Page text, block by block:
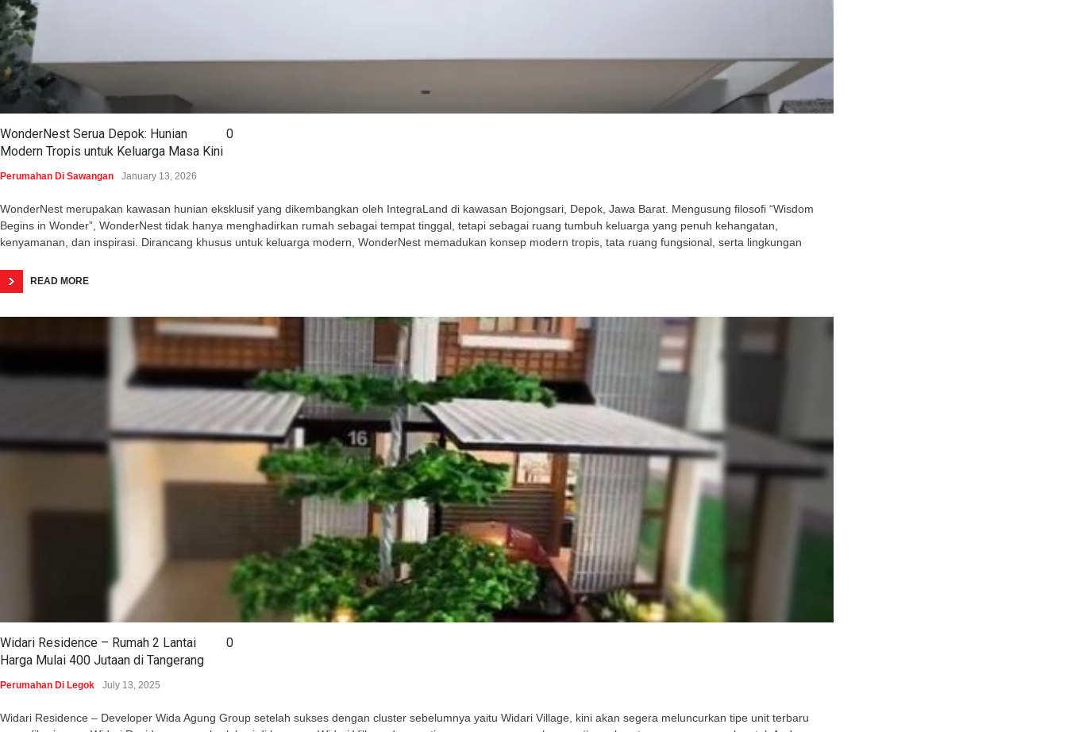
WonderNest Serua Depok: Hunian
Modern Tropis untuk Keluarga Masa Kini
0
Perumahan Di Sawangan January 13, 2026
WonderNest merupakan kawasan hunian eksklusif yang dikembangkan oleh IntegraLand di kawasan Bojongsari, Depok, Jawa Barat. Mengusung filosofi “Wisdom
Begins in Wonder”, WonderNest tidak hanya menghadirkan rumah sebagai tempat tinggal, tetapi sebagai ruang tumbuh keluarga yang penuh kehangatan,
kenyamanan, dan inspirasi. Dirancang khusus untuk keluarga modern, WonderNest memadukan konsep modern tropis, tata ruang fungsional, serta lingkungan
READ MORE
Widari Residence – Rumah 2 Lantai
Harga Mulai 400 Jutaan di Tangerang
0
Perumahan Di Legok July 13, 2025
Widari Residence – Developer Wida Agung Group setelah sukses dengan cluster sebelumnya yaitu Widari Village, kini akan segera meluncurkan tipe unit terbaru